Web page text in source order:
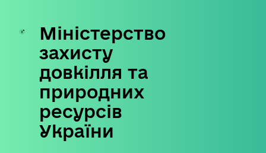
Skip
content
Міністерство
захисту
довкілля та
природних
ресурсів
України